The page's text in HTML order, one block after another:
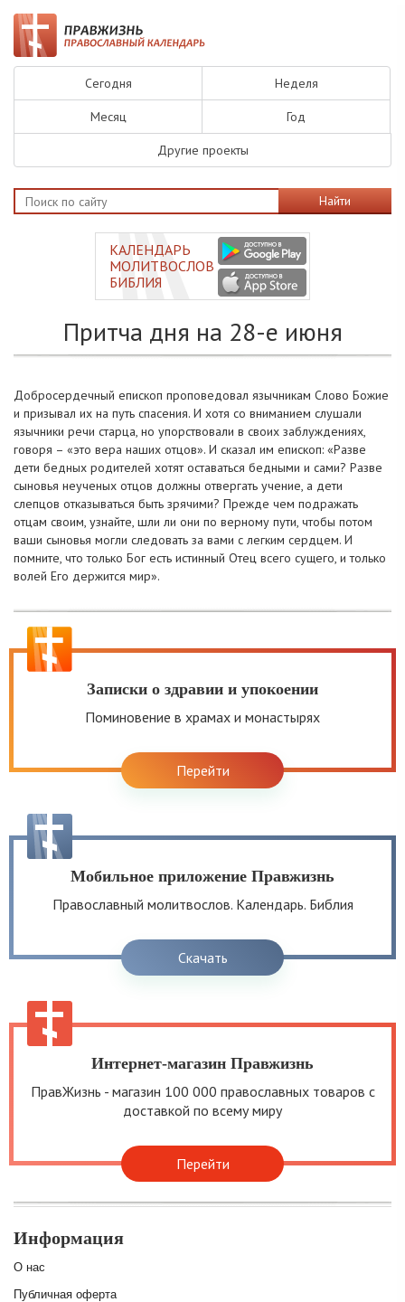
Сегодня Неделя
Месяц Год
Другие проекты
Найти
КАЛЕНДАРЬ
МОЛИТВОСЛОВ
БИБЛИЯ
Притча дня на 28-е июня
Добросердечный епископ проповедовал язычникам Слово Божие
и призывал их на путь спасения. И хотя со вниманием слушали
язычники речи старца, но упорствовали в своих заблуждениях,
говоря – «это вера наших отцов». И сказал им епископ: «Разве
дети бедных родителей хотят оставаться бедными и сами? Разве
сыновья неученых отцов должны отвергать учение, а дети
слепцов отказываться быть зрячими? Прежде чем подражать
отцам своим, узнайте, шли ли они по верному пути, чтобы потом
ваши сыновья могли следовать за вами с легким сердцем. И
помните, что только Бог есть истинный Отец всего сущего, и только
волей Его держится мир».
Записки о здравии и упокоении
Поминовение в храмах и монастырях
Перейти
Мобильное приложение Правжизнь
Православный молитвослов. Календарь. Библия
Скачать
Интернет-магазин Правжизнь
ПравЖизнь - магазин 100 000 православных товаров с
доставкой по всему миру
Перейти
Информация
О нас
Публичная оферта